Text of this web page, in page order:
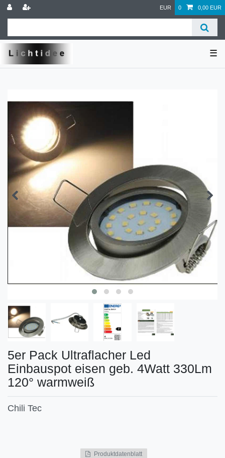
EUR 0 0,00 EUR
☰
5er Pack Ultraflacher Led
Einbauspot eisen geb. 4Watt 330Lm
120° warmweiß
Chili Tec
Produktdatenblatt